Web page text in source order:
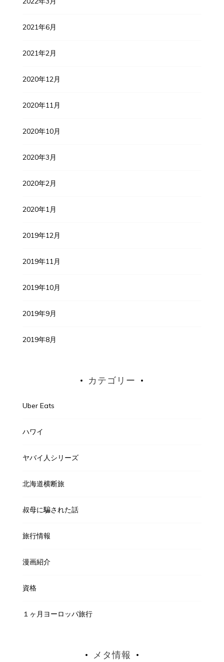
2021年6月
2021年2月
2020年12月
2020年11月
2020年10月
2020年3月
2020年2月
2020年1月
2019年12月
2019年11月
2019年10月
2019年9月
2019年8月
カテゴリー
Uber Eats
ハワイ
ヤバイ人シリーズ
北海道横断旅
叔母に騙された話
旅行情報
漫画紹介
資格
１ヶ月ヨーロッパ旅行
メタ情報